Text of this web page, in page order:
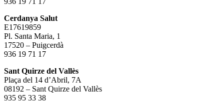
Cerdanya Salut
E17619859
Pl. Santa Maria, 1
17520 – Puigcerdà
936 19 71 17
Sant Quirze del Vallès
Plaça del 14 d’Abril, 7A
08192 – Sant Quirze del Vallès
935 95 33 38